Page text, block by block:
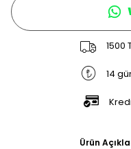
1500
14
Ürün